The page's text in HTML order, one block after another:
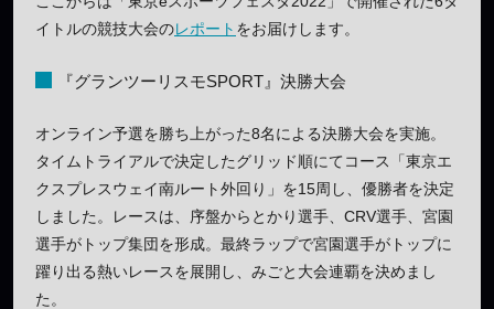
イトルの競技大会のレポート をお届けします。
『グランツーリスモSPORT』決勝大会
オンライン予選を勝ち上がった8名による決勝大会を実施。
タイムトライアルで決定したグリッド順にてコース「東京エ
クスプレスウェイ南ルート外回り」を15周し、優勝者を決定
しました。レースは、序盤からとかり選手、CRV選手、宮園
選手がトップ集団を形成。最終ラップで宮園選手がトップに
躍り出る熱いレースを展開し、みごと大会連覇を決めまし
た。